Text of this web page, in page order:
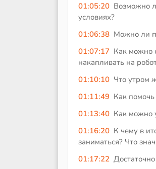
01:05:20 Возможно
условиях?
01:06:38 Можно ли
01:07:17 Как можно
накапливать на
01:10:10 Что утром
01:11:49 Как
01:13:40 Как можно
01:16:20 К чему в
заниматься? Что
01:17:22